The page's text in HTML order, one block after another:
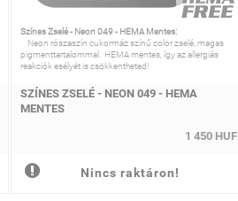
Színes Zselé - Neon 049 - HEMA Mentes:
Neon rószaszín cukormáz színű color zselé, magas
pigmenttartalommal. HEMA mentes, így az allergiás
reakciók esélyét is csökkentheted!
SZÍNES ZSELÉ - NEON 049 - HEMA
MENTES
1 450 HUF
Nincs raktáron!